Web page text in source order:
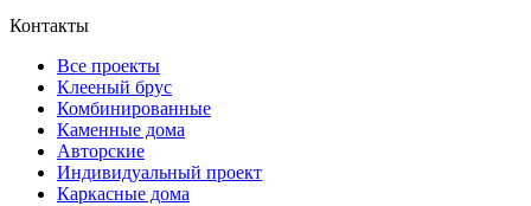
Контакты
Все проекты
Клееный брус
Комбинированные
Каменные дома
Авторские
Индивидуальный проект
Каркасные дома